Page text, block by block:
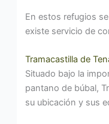
En estos refugios
existe servicio de
Tramacastilla de
Situado bajo la
pantano de búbal,
su ubicación y sus